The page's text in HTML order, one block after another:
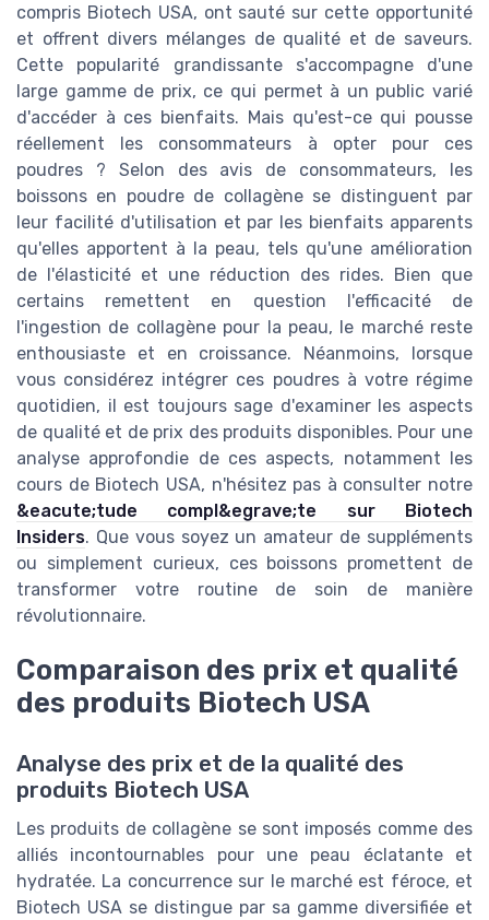
compris Biotech USA, ont sauté sur cette opportunité
et offrent divers mélanges de qualité et de saveurs.
Cette popularité grandissante s'accompagne d'une
large gamme de prix, ce qui permet à un public varié
d'accéder à ces bienfaits. Mais qu'est-ce qui pousse
réellement les consommateurs à opter pour ces
poudres ? Selon des avis de consommateurs, les
boissons en poudre de collagène se distinguent par
leur facilité d'utilisation et par les bienfaits apparents
qu'elles apportent à la peau, tels qu'une amélioration
de l'élasticité et une réduction des rides. Bien que
certains remettent en question l'efficacité de
l'ingestion de collagène pour la peau, le marché reste
enthousiaste et en croissance. Néanmoins, lorsque
vous considérez intégrer ces poudres à votre régime
quotidien, il est toujours sage d'examiner les aspects
de qualité et de prix des produits disponibles. Pour une
analyse approfondie de ces aspects, notamment les
cours de Biotech USA, n'hésitez pas à consulter notre
&eacute;tude compl&egrave;te sur Biotech
Insiders. Que vous soyez un amateur de suppléments
ou simplement curieux, ces boissons promettent de
transformer votre routine de soin de manière
révolutionnaire.
Comparaison des prix et qualité
des produits Biotech USA
Analyse des prix et de la qualité des
produits Biotech USA
Les produits de collagène se sont imposés comme des
alliés incontournables pour une peau éclatante et
hydratée. La concurrence sur le marché est féroce, et
Biotech USA se distingue par sa gamme diversifiée et